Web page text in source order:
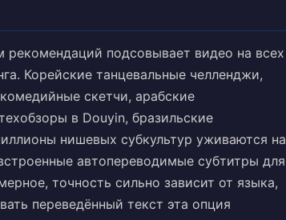
рекомендаций подсовывает видео на всех
Корейские танцевальные челленджи,
скетчи, арабские
в Douyin, бразильские
нишевых субкультур уживаются на
автопереводимые субтитры для
точность сильно зависит от языка,
переведённый текст эта опция